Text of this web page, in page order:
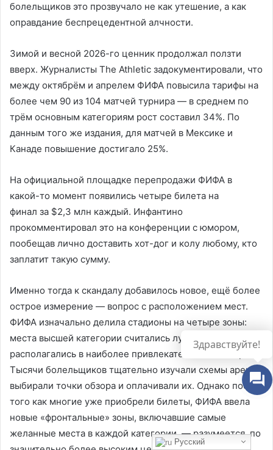
болельщиков это прозвучало не как утешение, а как
оправдание беспрецедентной алчности.
Зимой и весной 2026-го ценник продолжал ползти
вверх. Журналисты The Athletic задокументировали, что
между октябрём и апрелем ФИФА повысила тарифы на
более чем 90 из 104 матчей турнира — в среднем по
трём основным категориям рост составил 34%. По
данным того же издания, для матчей в Мексике и
Канаде повышение достигало 25%.
На официальной площадке перепродажи ФИФА в
какой-то момент появились четыре билета на
финал за $2,3 млн каждый. Инфантино
прокомментировал это на конференции с юмором,
пообещав лично доставить хот-дог и колу любому, кто
заплатит такую сумму.
Именно тогда к скандалу добавилось новое, ещё более
острое измерение — вопрос с расположением мест.
ФИФА изначально делила стадионы на четыре зоны:
места высшей категории считались лучшими и
располагались в наиболее привлекательных секторах.
Тысячи болельщиков тщательно изучали схемы арен,
выбирали точки обзора и оплачивали их. Однако после
того как многие уже приобрели билеты, ФИФА ввела
новые «фронтальные» зоны, включавшие самые
желанные места в каждой категории, — разумеется, по
Русский
Здравствуйте!